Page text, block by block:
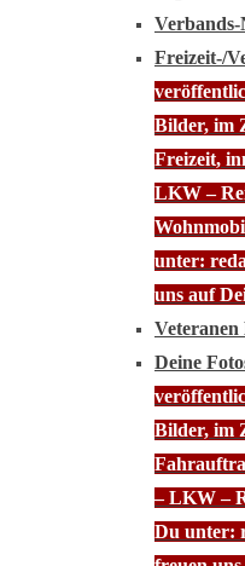
Freizeit-/
Bilder, im
Freizeit,
LKW –
unter:
uns auf
Deine
Bilder, im
– LKW –
Du unter: